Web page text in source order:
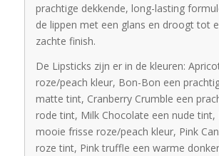
prachtige dekkende, long-lasting
de lippen met een glans en droogt tot
zachte finish.
De Lipsticks zijn er in de kleuren:
roze/peach kleur, Bon-Bon een
matte tint, Cranberry Crumble een
rode tint, Milk Chocolate een nude tint,
mooie frisse roze/peach kleur, Pink
roze tint, Pink truffle een warme